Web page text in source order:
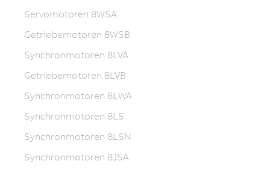
Servomotoren 8WSA
Getriebemotoren 8WSB
Synchronmotoren 8LVA
Getriebemotoren 8LVB
Synchronmotoren 8LWA
Synchronmotoren 8LS
Synchronmotoren 8LSN
Synchronmotoren 8JSA